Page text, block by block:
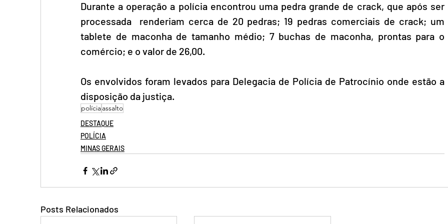
Durante a operação a polícia encontrou uma pedra grande de crack, que após ser
processada  renderiam cerca de 20 pedras; 19 pedras comerciais de crack; um
tablete de maconha de tamanho médio; 7 buchas de maconha, prontas para o
comércio; e o valor de 26,00.
Os envolvidos foram levados para Delegacia de Polícia de Patrocínio onde estão a
disposição da justiça.
políciaassalto
DESTAQUE
POLÍCIA
MINAS GERAIS
Posts Relacionados